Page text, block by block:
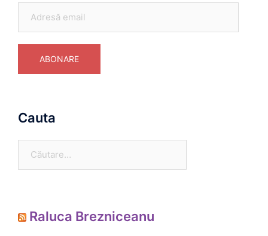
email
ABONARE
Cauta
după:
Raluca Brezniceanu